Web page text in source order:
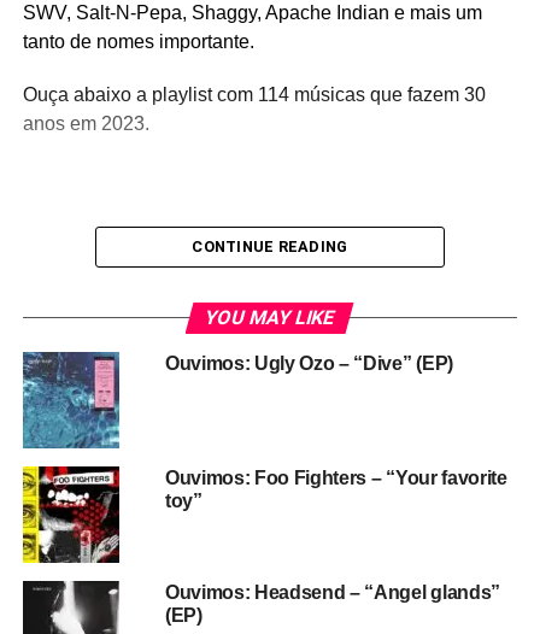
SWV, Salt-N-Pepa, Shaggy, Apache Indian e mais um
tanto de nomes importante.
Ouça abaixo a playlist com 114 músicas que fazem 30
anos em 2023.
CONTINUE READING
YOU MAY LIKE
Ouvimos: Ugly Ozo – “Dive” (EP)
Ouvimos: Foo Fighters – “Your favorite
toy”
Ouvimos: Headsend – “Angel glands”
(EP)